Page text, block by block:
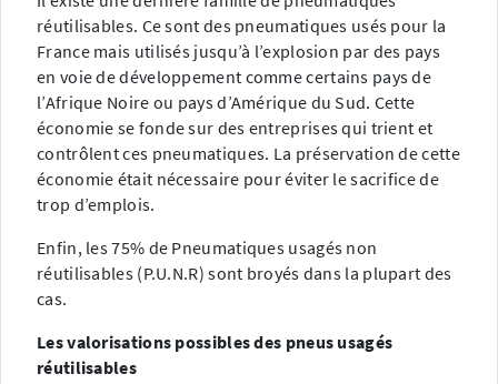
réutilisables. Ce sont des pneumatiques usés pour la
France mais utilisés jusqu’à l’explosion par des pays
en voie de développement comme certains pays de
l’Afrique Noire ou pays d’Amérique du Sud. Cette
économie se fonde sur des entreprises qui trient et
contrôlent ces pneumatiques. La préservation de cette
économie était nécessaire pour éviter le sacrifice de
trop d’emplois.
Enfin, les 75% de Pneumatiques usagés non
réutilisables (P.U.N.R) sont broyés dans la plupart des
cas.
Les valorisations possibles des pneus usagés
réutilisables